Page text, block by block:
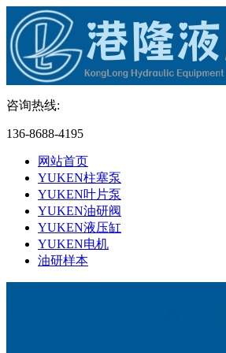
咨询热线:
136-8688-4195
网站首页
YUKEN柱塞泵
YUKEN叶片泵
YUKEN油研阀
YUKEN液压缸
YUKEN电机
油研样本